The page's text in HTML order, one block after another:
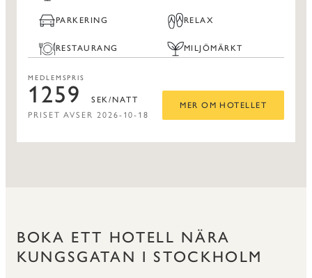
PARKERING RELAX
RESTAURANG MILJÖMÄRKT
MEDLEMSPRIS
1259 SEK/NATT
PRISET AVSER 2026-10-18
MER OM HOTELLET
BOKA ETT HOTELL NÄRA
KUNGSGATAN I STOCKHOLM